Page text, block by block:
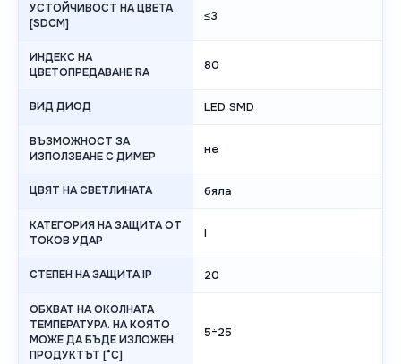
УСТОЙЧИВОСТ НА ЦВЕТА
[SDCM]
≤3
ИНДЕКС НА
ЦВЕТОПРЕДАВАНЕ RA
80
ВИД ДИОД LED SMD
ВЪЗМОЖНОСТ ЗА
ИЗПОЛЗВАНЕ С ДИМЕР
не
ЦВЯТ НА СВЕТЛИНАТА бяла
КАТЕГОРИЯ НА ЗАЩИТА ОТ
ТОКОВ УДАР
I
СТЕПЕН НА ЗАЩИТА IP 20
ОБХВАТ НА ОКОЛНАТА
ТЕМПЕРАТУРА. НА КОЯТО
МОЖЕ ДА БЪДЕ ИЗЛОЖЕН
ПРОДУКТЪТ [°C]
5÷25